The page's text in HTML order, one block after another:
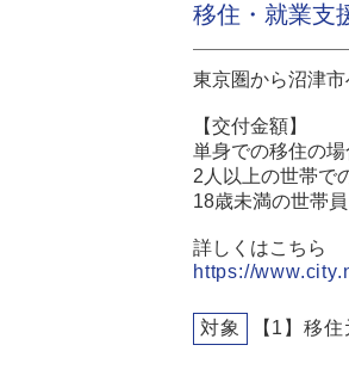
移住・就業支
東京圏から沼津
【交付金額】
単身での移住の場
2人以上の世帯で
18歳未満の世帯
詳しくはこちら
https://
対象 【1】移